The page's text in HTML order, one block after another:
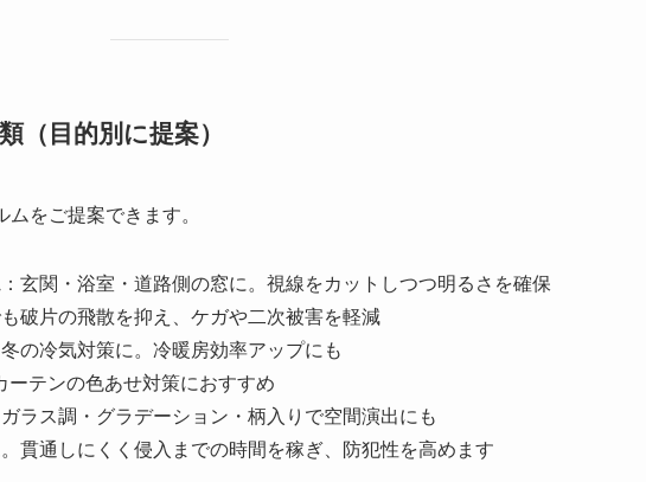
（目的別に提案）
をご提案できます。
：玄関・浴室・道路側の窓に。視線をカットしつつ明るさを確保
破片の飛散を抑え、ケガや二次被害を軽減
の冷気対策に。冷暖房効率アップにも
ーテンの色あせ対策におすすめ
ガラス調・グラデーション・柄入りで空間演出にも
貫通しにくく侵入までの時間を稼ぎ、防犯性を高めます